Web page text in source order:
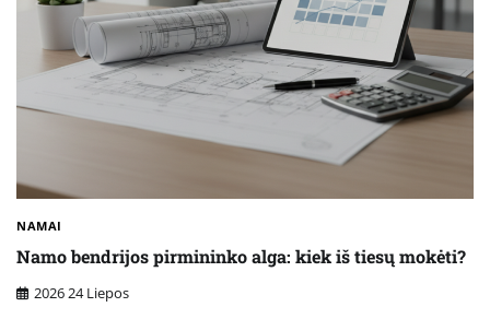
NAMAI
Namo bendrijos pirmininko alga: kiek iš tiesų mokėti?
2026 24 Liepos